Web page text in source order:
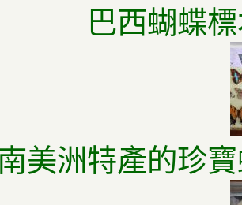
巴西蝴蝶
美洲特產的珍